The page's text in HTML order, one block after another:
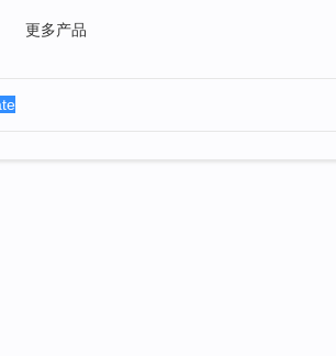
更多产品